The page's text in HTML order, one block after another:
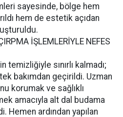
sayesinde, bölge hem
hem de estetik açıdan
İŞLEMLERİYLE NEFES
temizliğiyle sınırlı kalmadı;
bakımdan geçirildi. Uzman
korumak ve sağlıklı
amacıyla alt dal budama
ardından yapılan